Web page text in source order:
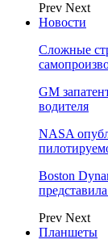
Prev Next
Новости
Сложные
GM
водителя
NASA
Boston
Prev Next
Планшеты